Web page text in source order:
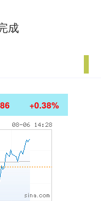
成
+0.38%